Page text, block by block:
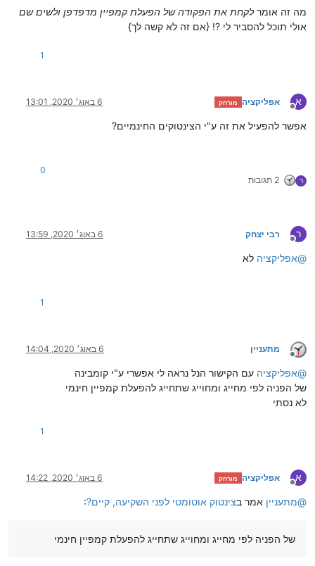
מה זה אומרלקחת את הפקודה של הפעלת קמפיין מדפדפן ולשים שם
אולי תוכל להסביר לי ?! {אם זה לא קשה לך}
1
א
מנותק
אפליקציה מורחק 6 באוג׳ 2020, 13:01
אפשר להפעיל את זה ע"י הצינטוקים החינמיים?
ר 2 תגובות
0
ר
מנותק
רבי יצחק 6 באוג׳ 2020, 13:59
@אפליקציה לא
1
מנותק
מתעניין 6 באוג׳ 2020, 14:04
@אפליקציה עם הקישור הנל נראה לי אפשרי ע"י קומבינה
של הפניה לפי מחייג ומחוייג שתחייג להפעלת קמפיין חינמי
לא נסתי
1
א
מנותק
אפליקציה מורחק 6 באוג׳ 2020, 14:22
@מתעניין אמר בצינטוק אוטומטי לפני השקיעה, קיים?:
של הפניה לפי מחייג ומחוייג שתחייג להפעלת קמפיין חינמי